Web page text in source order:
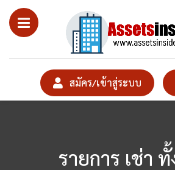
สมัคร/เข้าสู่ระบบ
รายการ เช่า